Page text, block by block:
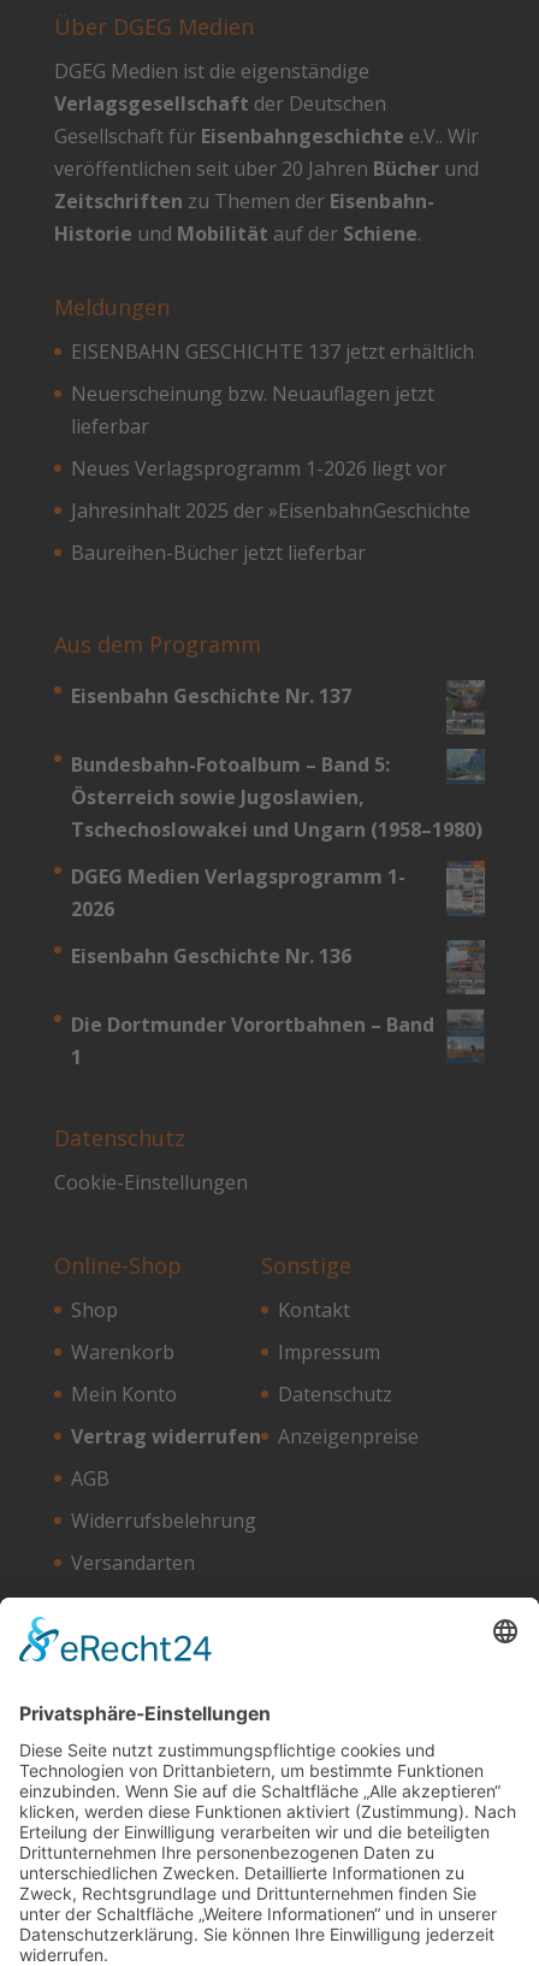
Über DGEG Medien
DGEG Medien ist die eigenständige
Verlagsgesellschaft der Deutschen
Gesellschaft für Eisenbahngeschichte e.V.. Wir
veröffentlichen seit über 20 Jahren Bücherund
Zeitschriften zu Themen der Eisenbahn-
Historie und Mobilität auf der Schiene.
Meldungen
EISENBAHN GESCHICHTE 137 jetzt erhältlich
Neuerscheinung bzw. Neuauflagen jetzt
lieferbar
Neues Verlagsprogramm 1-2026 liegt vor
Jahresinhalt 2025 der »EisenbahnGeschichte
Baureihen-Bücher jetzt lieferbar
Aus dem Programm
Eisenbahn Geschichte Nr. 137
Bundesbahn-­Fotoalbum – Band 5:
Österreich sowie Jugoslawien,
Tschechoslowakei und Ungarn (1958–1980)
DGEG Medien Verlagsprogramm 1-
2026
Eisenbahn Geschichte Nr. 136
Die Dortmunder Vorortbahnen – Band
1
Datenschutz
Cookie-Einstellungen
Online-Shop
Shop
Warenkorb
Mein Konto
Vertrag widerrufen
AGB
Widerrufsbelehrung
Versandarten
Zahlungsarten
Sonstige
Kontakt
Impressum
Datenschutz
Anzeigenpreise